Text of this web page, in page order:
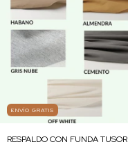
ENVÍO GRATIS
RESPALDO CON FUNDA TUSOR